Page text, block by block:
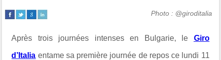
Photo : @giroditalia
Après trois journées intenses en Bulgarie, le Giro
d’Italia entame sa première journée de repos ce lundi 11